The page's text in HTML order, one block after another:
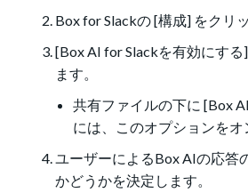
Box for Slackの [構成] をクリ
[Box AI for Slackを有効にする
ます。
共有ファイルの下に [Box
には、このオプションをオ
ユーザーによるBox AIの応答
かどうかを決定します。